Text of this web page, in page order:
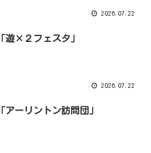
2026.07.22
「遊×２フェスタ」
2026.07.22
「アーリントン訪問団」